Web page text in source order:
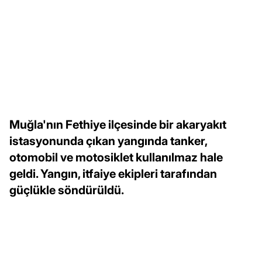
Muğla'nın Fethiye ilçesinde bir akaryakıt
istasyonunda çıkan yangında tanker,
otomobil ve motosiklet kullanılmaz hale
geldi. Yangın, itfaiye ekipleri tarafından
güçlükle söndürüldü.